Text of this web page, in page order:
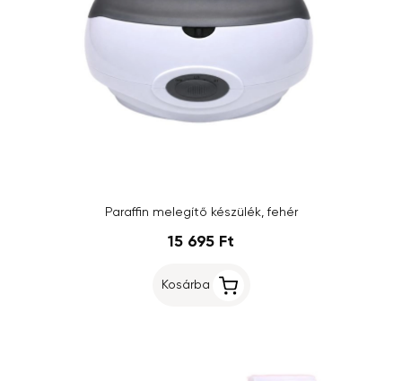
Paraffin melegítő készülék, fehér
15 695 Ft
Kosárba